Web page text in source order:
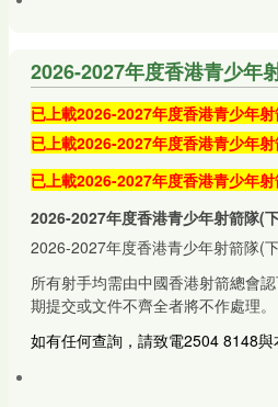
2026-2027年度香港青少年
已上載2026-2027年度香港青少年
已上載2026-2027年度香港青少年
已上載2026-2027年度香港青少年
2026-2027年度香港青少年射箭隊(
2026-2027年度香港青少年射箭隊(
所有射手均需由中國香港射箭總會
期提交或文件不齊全者將不作處理。
如有任何查詢，請致電2504 8148與